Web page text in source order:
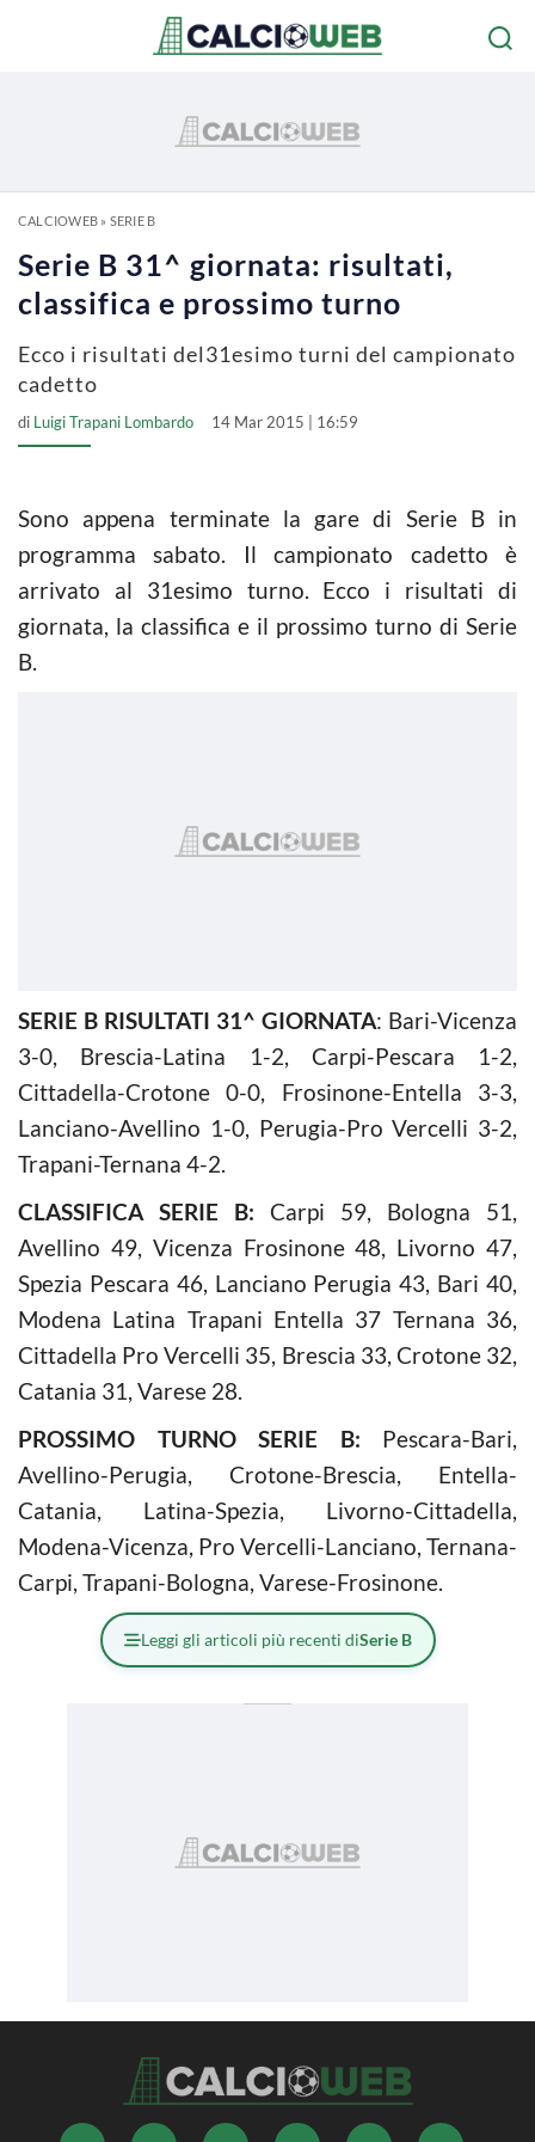
CALCIOWEB» SERIE B
Serie B 31^ giornata: risultati,
classifica e prossimo turno
Ecco i risultati del31esimo turni del campionato
cadetto
di Luigi Trapani Lombardo 14 Mar 2015 | 16:59
Sono appena terminate la gare di Serie B in
programma sabato. Il campionato cadetto è
arrivato al 31esimo turno. Ecco i risultati di
giornata, la classifica e il prossimo turno di Serie
B.
SERIE B RISULTATI 31^ GIORNATA: Bari-Vicenza
3-0, Brescia-Latina 1-2, Carpi-Pescara 1-2,
Cittadella-Crotone 0-0, Frosinone-Entella 3-3,
Lanciano-Avellino 1-0, Perugia-Pro Vercelli 3-2,
Trapani-Ternana 4-2.
CLASSIFICA SERIE B: Carpi 59, Bologna 51,
Avellino 49, Vicenza Frosinone 48, Livorno 47,
Spezia Pescara 46, Lanciano Perugia 43, Bari 40,
Modena Latina Trapani Entella 37 Ternana 36,
Cittadella Pro Vercelli 35, Brescia 33, Crotone 32,
Catania 31, Varese 28.
PROSSIMO TURNO SERIE B: Pescara-Bari,
Avellino-Perugia, Crotone-Brescia, Entella-
Catania, Latina-Spezia, Livorno-Cittadella,
Modena-Vicenza, Pro Vercelli-Lanciano, Ternana-
Carpi, Trapani-Bologna, Varese-Frosinone.
Leggi gli articoli più recenti diSerie B